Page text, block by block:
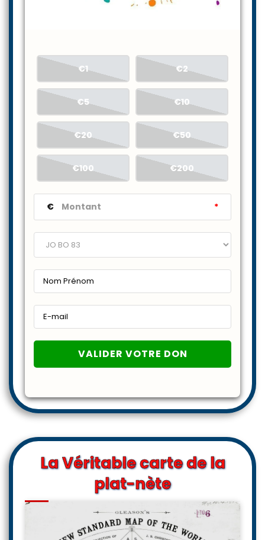
€1 €2
€5 €10
€20 €50
€100 €200
€ *
La Véritable carte de la
plat-nète